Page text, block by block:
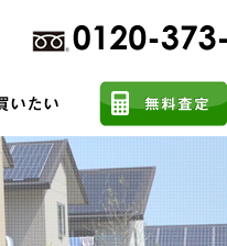
不動産売却に関するよくある質問